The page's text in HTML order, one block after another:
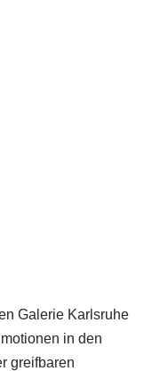
Galerie Karlsruhe
in den
greifbaren